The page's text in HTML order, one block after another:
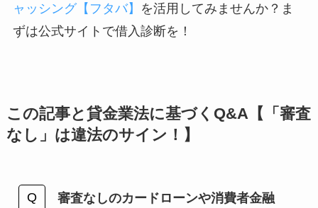
ャッシング【フタバ】
を活用してみませんか？ま
ずは公式サイトで借入診断を！
この記事と貸金業法に基づくQ&A【「審査
なし」は違法のサイン！】
審査なしのカードローンや消費者金融